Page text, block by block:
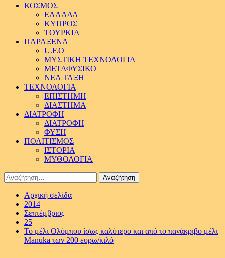
ΚΟΣΜΟΣ
ΕΛΛΑΔΑ
ΚΥΠΡΟΣ
ΤΟΥΡΚΙΑ
ΠΑΡΑΞΕΝΑ
U.F.O
ΜΥΣΤΙΚΗ ΤΕΧΝΟΛΟΓΙΑ
ΜΕΤΑΦΥΣΙΚΟ
ΝΕΑ ΤΑΞΗ
ΤΕΧΝΟΛΟΓΙΑ
ΕΠΙΣΤΗΜΗ
ΔΙΑΣΤΗΜΑ
ΔΙΑΤΡΟΦΗ
ΔΙΑΤΡΟΦΗ
ΦΥΣΗ
ΠΟΛΙΤΙΣΜΟΣ
ΙΣΤΟΡΙΑ
ΜΥΘΟΛΟΓΙΑ
Αναζήτηση
για:
Αρχική σελίδα
2014
Σεπτέμβριος
25
Το μέλι Ολύμπου ίσως καλύτερο και από το πανάκριβο μέλι
Manuka των 200 ευρω/κιλό